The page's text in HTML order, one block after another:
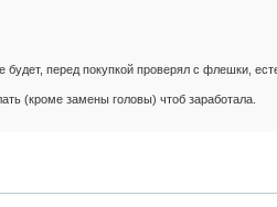
будет, перед покупкой проверял с флешки,
(кроме замены головы) чтоб заработала.